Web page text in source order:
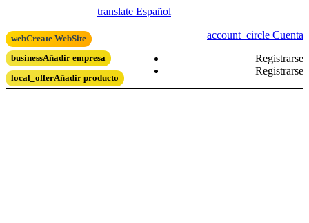
translate Español
webCreate WebSite
businessAñadir empresa
local_offerAñadir producto
account_circle Cuenta
Registrarse
Registrarse